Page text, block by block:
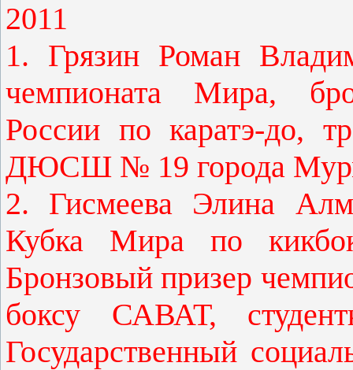
2011
1. Грязин Роман
чемпионата Мира,
России по каратэ-до,
ДЮСШ № 19 города
2. Гисмеева Элина
Кубка Мира по
Бронзовый призер
боксу САВАТ,
Государственный